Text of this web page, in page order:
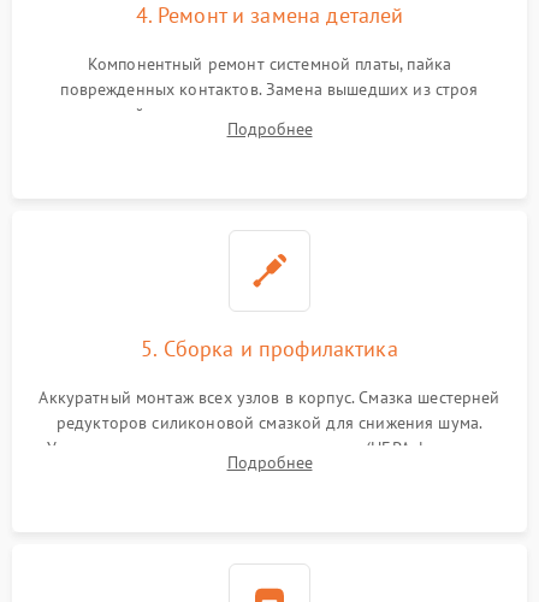
4. Ремонт и замена деталей
Компонентный ремонт системной платы, пайка
поврежденных контактов. Замена вышедших из строя
двигателей, изношенного аккумулятора, неисправного
лидара или помпы подачи воды. Восстановление шлейфов и
Подробнее
5. Сборка и профилактика
Аккуратный монтаж всех узлов в корпус. Смазка шестерней
редукторов силиконовой смазкой для снижения шума.
Установка новых расходных материалов (HEPA-фильтров,
микрофибры, щеток). Надежная фиксация разъемов и
Подробнее